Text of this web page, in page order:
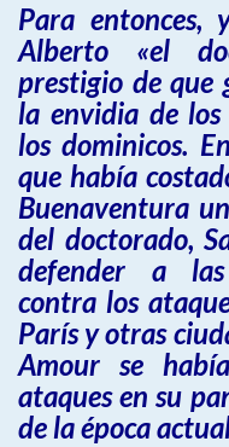
Para entonces,
Alberto «el
prestigio de que
la envidia de
los dominicos.
que había
Buenaventura
del doctorado,
defender a las
contra los
París y otras
Amour se
ataques en su
de la época